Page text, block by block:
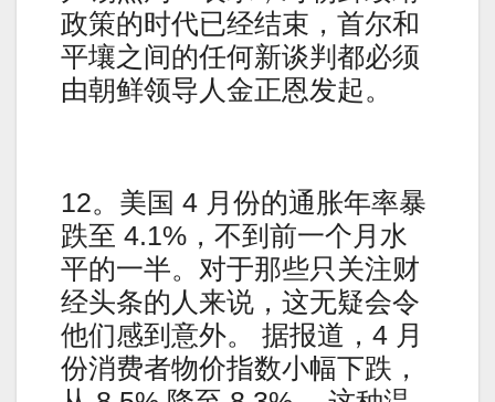
政策的时代已经结束，首尔和
平壤之间的任何新谈判都必须
由朝鲜领导人金正恩发起。
12。美国 4 月份的通胀年率暴
跌至 4.1%，不到前一个月水
平的一半。对于那些只关注财
经头条的人来说，这无疑会令
他们感到意外。 据报道，4 月
份消费者物价指数小幅下跌，